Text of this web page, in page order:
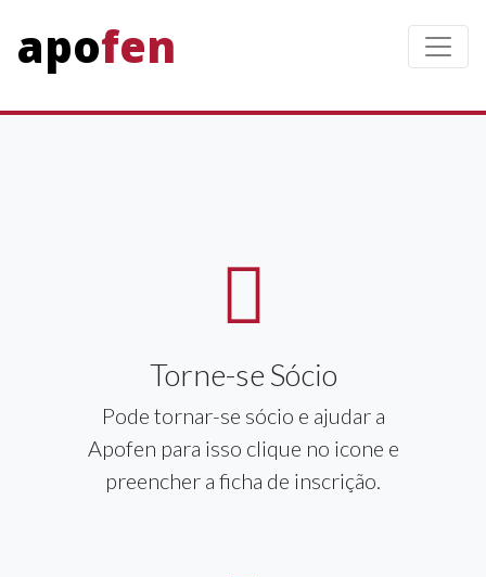
apofen
mais...
Torne-se Sócio
Pode tornar-se sócio e ajudar a
Apofen para isso clique no icone e
preencher a ficha de inscrição.